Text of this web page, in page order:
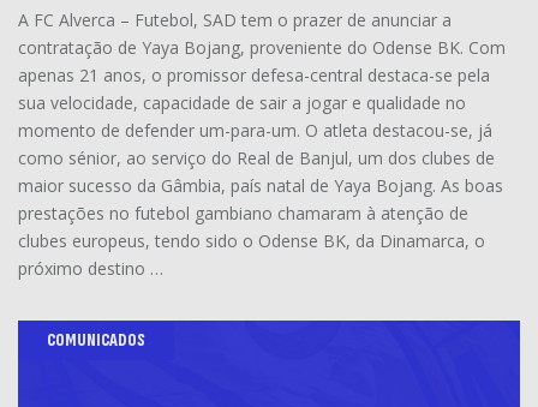
A FC Alverca – Futebol, SAD tem o prazer de anunciar a
contratação de Yaya Bojang, proveniente do Odense BK. Com
apenas 21 anos, o promissor defesa-central destaca-se pela
sua velocidade, capacidade de sair a jogar e qualidade no
momento de defender um-para-um. O atleta destacou-se, já
como sénior, ao serviço do Real de Banjul, um dos clubes de
maior sucesso da Gâmbia, país natal de Yaya Bojang. As boas
prestações no futebol gambiano chamaram à atenção de
clubes europeus, tendo sido o Odense BK, da Dinamarca, o
próximo destino …
COMUNICADOS